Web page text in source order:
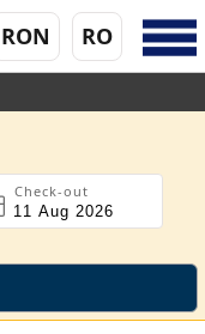
RO
RON
Check-out